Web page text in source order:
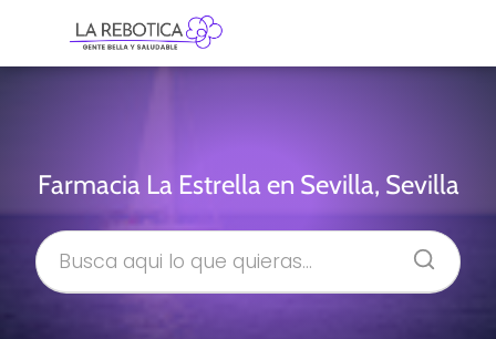
Farmacia La Estrella en Sevilla, Sevilla